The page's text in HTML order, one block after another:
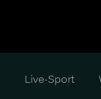
Live-Sport